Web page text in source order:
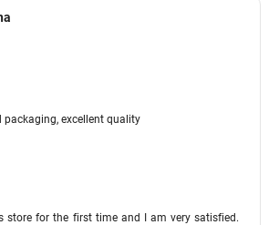
packaging, excellent quality
store for the first time and I am very satisfied.